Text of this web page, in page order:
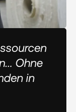
Ohne
in